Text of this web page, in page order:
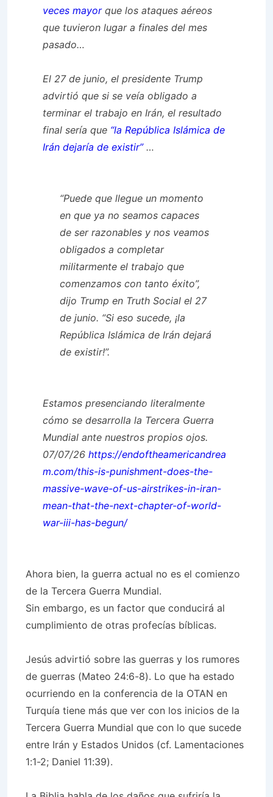
veces mayorque los ataques aéreos
que tuvieron lugar a finales del mes
pasado…
El 27 de junio, el presidente Trump
advirtió que si se veía obligado a
terminar el trabajo en Irán, el resultado
final sería que “la República Islámica de
Irán dejaría de existir”…
“Puede que llegue un momento
en que ya no seamos capaces
de ser razonables y nos veamos
obligados a completar
militarmente el trabajo que
comenzamos con tanto éxito”,
dijo Trump en Truth Social el 27
de junio. “Si eso sucede, ¡la
República Islámica de Irán dejará
de existir!”.
Estamos presenciando literalmente
cómo se desarrolla la Tercera Guerra
Mundial ante nuestros propios ojos.
07/07/26 https://endoftheamericandrea
m.com/this-is-punishment-does-the-
massive-wave-of-us-airstrikes-in-iran-
mean-that-the-next-chapter-of-world-
war-iii-has-begun/
Ahora bien, la guerra actual no es el comienzo
de la Tercera Guerra Mundial.
Sin embargo, es un factor que conducirá al
cumplimiento de otras profecías bíblicas.
Jesús advirtió sobre las guerras y los rumores
de guerras (Mateo 24:6-8). Lo que ha estado
ocurriendo en la conferencia de la OTAN en
Turquía tiene más que ver con los inicios de la
Tercera Guerra Mundial que con lo que sucede
entre Irán y Estados Unidos (cf. Lamentaciones
1:1-2; Daniel 11:39).